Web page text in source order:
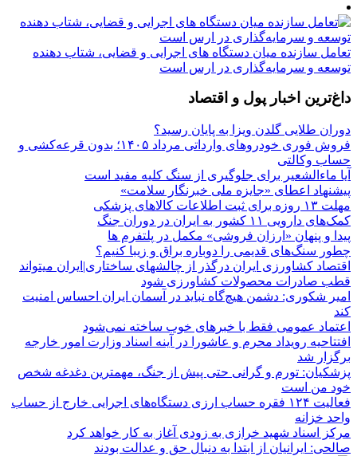
تعامل سازنده میان دستگاه‌ های اجرایی و قضایی، شتاب‌ دهنده
توسعه و سرمایه‌گذاری در ارس است
داغ‌ترین اخبار پول و اقتصاد
دوران طلایی گلدن ویزا به پایان رسید؟
فروش فوری خودروهای وارداتی مرداد ۱۴۰۵؛ بدون قرعه‌کشی و
حساب وکالتی
آیا ماءالشعیر برای جلوگیری از سنگ کلیه مفید است
پیشنهاد اعطای «جایزه ملی خبرنگار سلامت»
مهلت ۱۳ روزه برای ثبت اطلاعات کالاهای پزشکی
کمک‌های دارویی ۱۱ کشور به ایران در دوران جنگ
پیدا و پنهان «ارزان فروشی» مکمل در پلتفرم ها
چطور سنگ‌های قدیمی را دوباره براق و زیبا کنیم؟
اقتصاد کشاورزی ایران درگذر از چالشهای ساختاری|ایران میتواند
قطب صادرات محصولات کشاورزی شود
امیر شکوری: دشمن هیچ‌گاه نباید در آسمان ایران احساس امنیت
کند
اعتماد عمومی فقط با خبرهای خوب ساخته نمی‌شود
افتتاحیه رویداد محرم و عاشورا در آینه اسناد وزارت امور خارجه
برگزار شد
پزشکیان: تورم و گرانی حتی پیش از جنگ، مهمترین دغدغه شخص
خود من است
فعالیت ۱۲۴ فقره حساب ارزی دستگاه‌های اجرایی خارج از حساب
واحد خزانه
مرکز اسناد شهید خرازی به زودی آغاز به کار خواهد کرد
صالحی: ایرانیان از ابتدا به دنبال حق و عدالت بودند